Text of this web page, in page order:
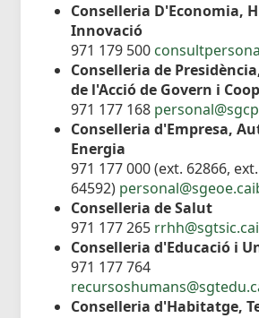
Conselleria D'Economia,
Innovació
971 179 500
Conselleria de
de l'Acció de Govern i
971 177 168
Conselleria d'Empresa,
Energia
971 177 000 (ext. 62866,
64592)
Conselleria de Salut
971 177 265
Conselleria d'Educació i
971 177 764
Conselleria d'Habitatge,